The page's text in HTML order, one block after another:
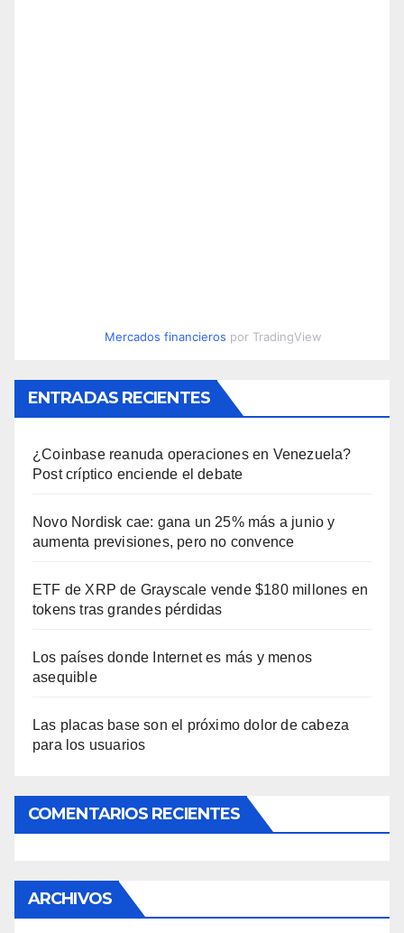
Mercados financieros por TradingView
ENTRADAS RECIENTES
¿Coinbase reanuda operaciones en Venezuela?
Post críptico enciende el debate
Novo Nordisk cae: gana un 25% más a junio y
aumenta previsiones, pero no convence
ETF de XRP de Grayscale vende $180 millones en
tokens tras grandes pérdidas
Los países donde Internet es más y menos
asequible
Las placas base son el próximo dolor de cabeza
para los usuarios
COMENTARIOS RECIENTES
ARCHIVOS